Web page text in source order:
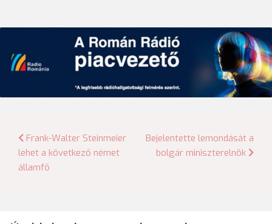
Bejegyzés
navigáció
Frank-Walter Steinmeier
lehet a következő német
államfő
Bejelentette lemondását a
bolgár miniszterelnök